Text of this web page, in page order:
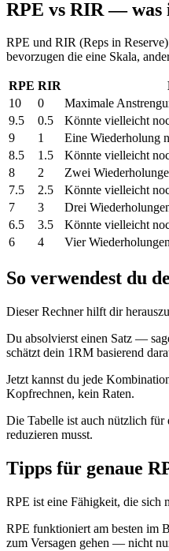
RPE vs RIR — was
RPE und RIR (Reps in
bevorzugen die eine Skala,
RPE RIR
10
0
Maximale
9.5
0.5
Könnte vielleicht
9
1
Eine Wiederholung
8.5
1.5
Könnte vielleicht
8
2
Zwei
7.5
2.5
Könnte vielleicht
7
3
Drei
6.5
3.5
Könnte vielleicht
6
4 Vier
So verwendest du
Dieser Rechner hilft dir
Du absolvierst einen Satz —
schätzt dein 1RM basierend
Jetzt kannst du jede
Kopfrechnen, kein Raten.
Die Tabelle ist auch nützlich für
reduzieren musst.
Tipps für genaue
RPE ist eine Fähigkeit, die sich
RPE funktioniert am besten im
zum Versagen gehen — nicht